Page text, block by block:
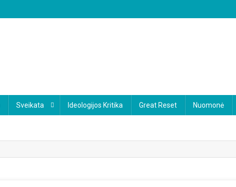
Sveikata Ideologijos Kritika Great Reset Nuomonė